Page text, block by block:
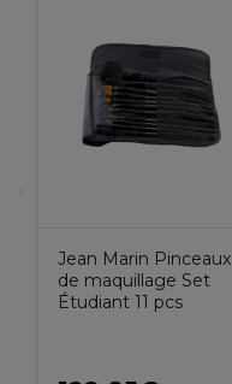
Jean Marin Pinceaux
de maquillage Set
Étudiant 11 pcs